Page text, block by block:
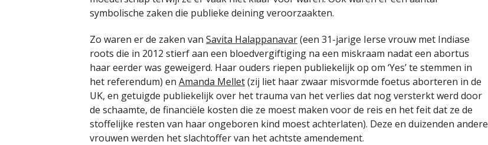
symbolische zaken die publieke deining veroorzaakten.
Zo waren er de zaken van Savita Halappanavar(een 31-jarige Ierse vrouw met Indiase
roots die in 2012 stierf aan een bloedvergiftiging na een miskraam nadat een abortus
haar eerder was geweigerd. Haar ouders riepen publiekelijk op om ‘Yes’ te stemmen in
het referendum) en Amanda Mellet(zij liet haar zwaar misvormde foetus aborteren in de
UK, en getuigde publiekelijk over het trauma van het verlies dat nog versterkt werd door
de schaamte, de financiële kosten die ze moest maken voor de reis en het feit dat ze de
stoffelijke resten van haar ongeboren kind moest achterlaten). Deze en duizenden andere
vrouwen werden het slachtoffer van het achtste amendement.